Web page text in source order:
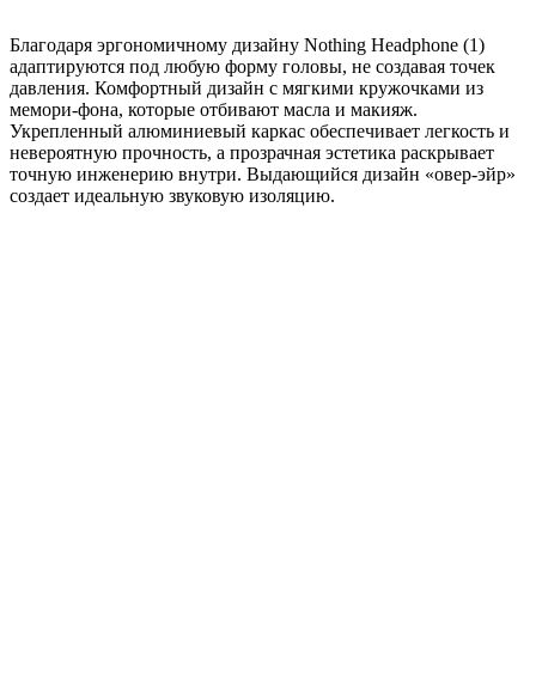
Благодаря эргономичному дизайну Nothing Headphone (1)
адаптируются под любую форму головы, не создавая точек
давления. Комфортный дизайн с мягкими кружочками из
мемори-фона, которые отбивают масла и макияж.
Укрепленный алюминиевый каркас обеспечивает легкость и
невероятную прочность, а прозрачная эстетика раскрывает
точную инженерию внутри. Выдающийся дизайн «овер-эйр»
создает идеальную звуковую изоляцию.